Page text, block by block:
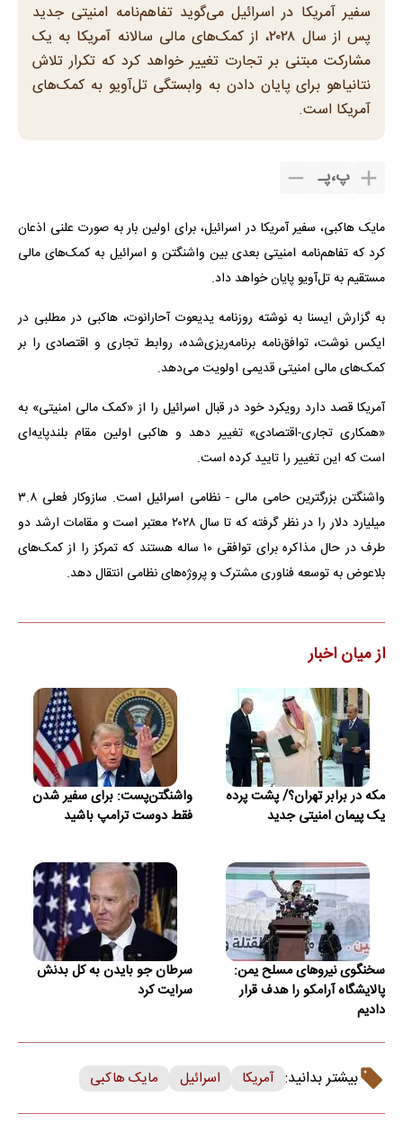
سفیر آمریکا در اسرائیل می‌گوید تفاهم‌نامه امنیتی جدید
پس از سال ۲۰۲۸، از کمک‌های مالی سالانه آمریکا به یک
مشارکت مبتنی بر تجارت تغییر خواهد کرد که تکرار تلاش
نتانیاهو برای پایان دادن به وابستگی تل‌آویو به کمک‌های
آمریکا است.
پ،پـ
مایک هاکبی، سفیر آمریکا در اسرائیل، برای اولین بار به صورت علنی اذعان
کرد که تفاهم‌نامه امنیتی بعدی بین واشنگتن و اسرائیل به کمک‌های مالی
مستقیم به تل‌آویو پایان خواهد داد.
به گزارش ایسنا به نوشته روزنامه یدیعوت آحارانوت، هاکبی در مطلبی در
ایکس نوشت، توافق‌نامه برنامه‌ریزی‌شده، روابط تجاری و اقتصادی را بر
کمک‌های مالی امنیتی قدیمی اولویت می‌دهد.
آمریکا قصد دارد رویکرد خود در قبال اسرائیل را از «کمک مالی امنیتی» به
«همکاری تجاری-اقتصادی» تغییر دهد و هاکبی اولین مقام بلندپایه‌ای
است که این تغییر را تایید کرده است.
واشنگتن بزرگترین حامی مالی - نظامی اسرائیل است. سازوکار فعلی ۳.۸
میلیارد دلار را در نظر گرفته که تا سال ۲۰۲۸ معتبر است و مقامات ارشد دو
طرف در حال مذاکره برای توافقی ۱۰ ساله هستند که تمرکز را از کمک‌های
بلاعوض به توسعه فناوری مشترک و پروژه‌های نظامی انتقال دهد.
از میان اخبار
مکه در برابر تهران؟/ پشت پرده
یک پیمان امنیتی جدید
واشنگتن‌پست: برای سفیر شدن
فقط دوست ترامپ باشید
سخنگوی نیروهای مسلح یمن:
پالایشگاه آرامکو را هدف قرار
دادیم
سرطان جو بایدن به کل بدنش
سرایت کرد
بیشتر بدانید: آمریکا اسرائیل مایک هاکبی